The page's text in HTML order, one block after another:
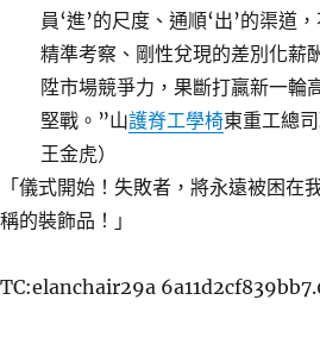
員‘進’的尺度、通順‘出’的渠道
精準考察、剛性兌現的差別化薪
陞市場競爭力，果斷打贏新一輪
堅戰。”山護脊工學椅東重工總
王金虎）
「儀式開始！失敗者，將永遠被困在
稱的裝飾品！」
TC:elanchair29a